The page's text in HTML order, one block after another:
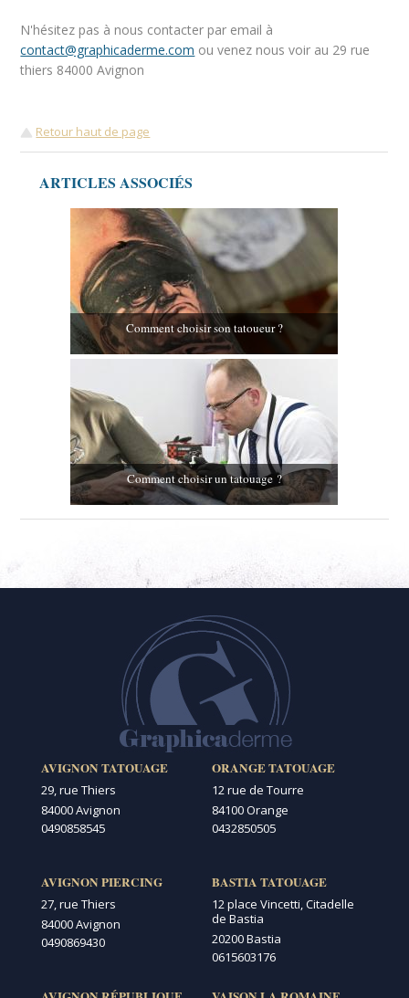
N'hésitez pas à nous contacter par email à
contact@graphicaderme.com ou venez nous voir au 29 rue
thiers 84000 Avignon
Retour haut de page
ARTICLES ASSOCIÉS
Comment choisir son tatoueur ?
Comment choisir un tatouage ?
AVIGNON TATOUAGE
29, rue Thiers
84000 Avignon
0490858545
AVIGNON PIERCING
27, rue Thiers
84000 Avignon
0490869430
ORANGE TATOUAGE
12 rue de Tourre
84100 Orange
0432850505
BASTIA TATOUAGE
12 place Vincetti, Citadelle
de Bastia
20200 Bastia
0615603176